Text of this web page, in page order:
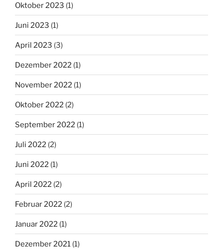
Oktober 2023 (1)
Juni 2023 (1)
April 2023 (3)
Dezember 2022 (1)
November 2022 (1)
Oktober 2022 (2)
September 2022 (1)
Juli 2022 (2)
Juni 2022 (1)
April 2022 (2)
Februar 2022 (2)
Januar 2022 (1)
Dezember 2021 (1)